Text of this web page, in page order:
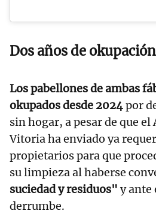
Dos años de okupación
Los pabellones de ambas
okupados desde 2024por
sin hogar, a pesar de que
Vitoria ha enviado ya
propietarios para que
su limpieza al haberse
suciedad y residuos" y ante
derrumbe.